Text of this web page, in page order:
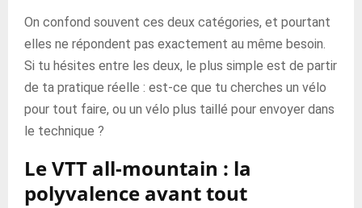
On confond souvent ces deux catégories, et pourtant
elles ne répondent pas exactement au même besoin.
Si tu hésites entre les deux, le plus simple est de partir
de ta pratique réelle : est-ce que tu cherches un vélo
pour tout faire, ou un vélo plus taillé pour envoyer dans
le technique ?
Le VTT all-mountain : la
polyvalence avant tout